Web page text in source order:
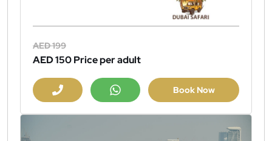
AED 199
AED 150Price per adult
Book Now